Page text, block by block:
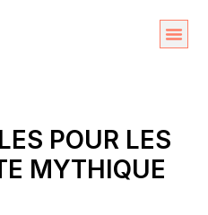
POUR LES
MYTHIQUE